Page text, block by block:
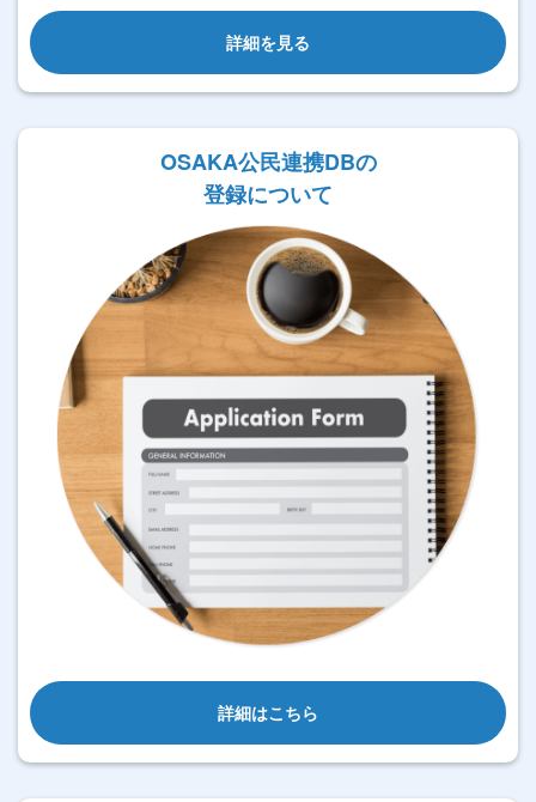
詳細を見る
OSAKA公民連携DBの
登録について
詳細はこちら